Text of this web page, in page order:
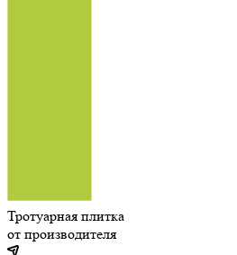
Тротуарная плитка
от производителя